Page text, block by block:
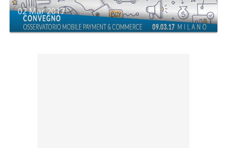
02 Mar 2017